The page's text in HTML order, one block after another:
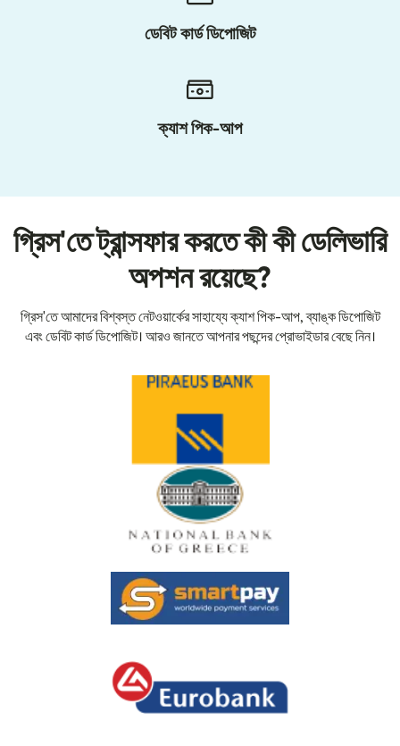
ডেবিট কার্ড ডিপোজিট
ক্যাশ পিক-আপ
গ্রিস'তে ট্রান্সফার করতে কী কী ডেলিভারি
অপশন রয়েছে?
গ্রিস'তে আমাদের বিশ্বস্ত নেটওয়ার্কের সাহায্যে ক্যাশ পিক-আপ, ব্যাঙ্ক ডিপোজিট
এবং ডেবিট কার্ড ডিপোজিট। আরও জানতে আপনার পছন্দের প্রোভাইডার বেছে নিন।